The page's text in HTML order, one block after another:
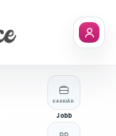
KARRIÄR
Jobb